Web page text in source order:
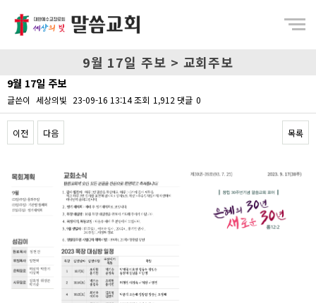
9월 17일 주보 > 교회주보
9월 17일 주보
글쓴이 세상의빛 23-09-16 13:14조회 1,912 댓글 0
이전 다음 목록